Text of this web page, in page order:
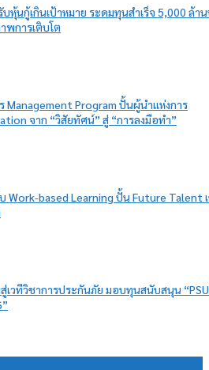
หุ้นกู้เกินเป้าหมาย ระดมทุนสำเร็จ 5,000 ล้า
พการเติบโต
Management Program ปั้นผู้นำแห่งการ
จาก “วิสัยทัศน์” สู่ “การลงมือทำ”
Work-based Learning ปั้น Future Talent
เวทีวิชาการประกันภัย มอบทุนสนับสนุน “PSU